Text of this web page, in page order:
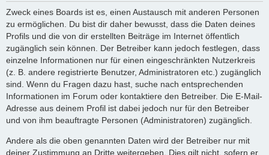
Zweck eines Boards ist es, einen Austausch mit anderen Personen
zu ermöglichen. Du bist dir daher bewusst, dass die Daten deines
Profils und die von dir erstellten Beiträge im Internet öffentlich
zugänglich sein können. Der Betreiber kann jedoch festlegen, dass
einzelne Informationen nur für einen eingeschränkten Nutzerkreis
(z. B. andere registrierte Benutzer, Administratoren etc.) zugänglich
sind. Wenn du Fragen dazu hast, suche nach entsprechenden
Informationen im Forum oder kontaktiere den Betreiber. Die E-Mail-
Adresse aus deinem Profil ist dabei jedoch nur für den Betreiber
und von ihm beauftragte Personen (Administratoren) zugänglich.
Andere als die oben genannten Daten wird der Betreiber nur mit
deiner Zustimmung an Dritte weitergeben. Dies gilt nicht, sofern er